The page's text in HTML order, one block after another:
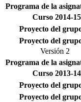
Programa de la
Curso 2014-15
Proyecto del
Proyecto del
Versión 2
Programa de la
Curso 2013-14
Proyecto del
Proyecto del